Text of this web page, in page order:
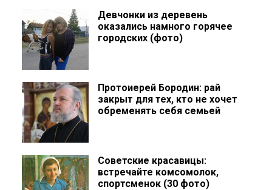
Девчонки из деревень
оказались намного горячее
городских (фото)
Протоиерей Бородин: рай
закрыт для тех, кто не хочет
обременять себя семьей
Советские красавицы:
встречайте комсомолок,
спортсменок (30 фото)